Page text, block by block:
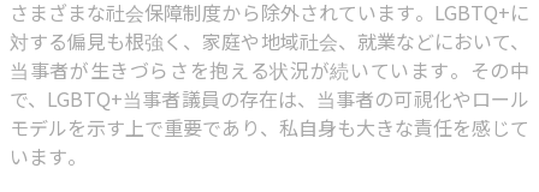
さまざまな社会保障制度から除外されています。LGBTQ+に
対する偏見も根強く、家庭や地域社会、就業などにおいて、
当事者が生きづらさを抱える状況が続いています。その中
で、LGBTQ+当事者議員の存在は、当事者の可視化やロール
モデルを示す上で重要であり、私自身も大きな責任を感じて
います。